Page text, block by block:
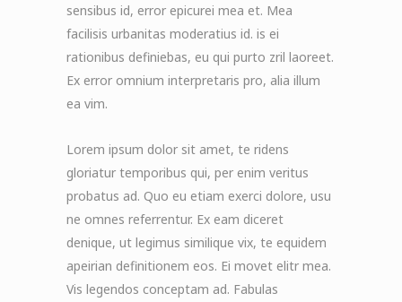
sensibus id, error epicurei mea et. Mea
facilisis urbanitas moderatius id. is ei
rationibus definiebas, eu qui purto zril laoreet.
Ex error omnium interpretaris pro, alia illum
ea vim.
Lorem ipsum dolor sit amet, te ridens
gloriatur temporibus qui, per enim veritus
probatus ad. Quo eu etiam exerci dolore, usu
ne omnes referrentur. Ex eam diceret
denique, ut legimus similique vix, te equidem
apeirian definitionem eos. Ei movet elitr mea.
Vis legendos conceptam ad. Fabulas